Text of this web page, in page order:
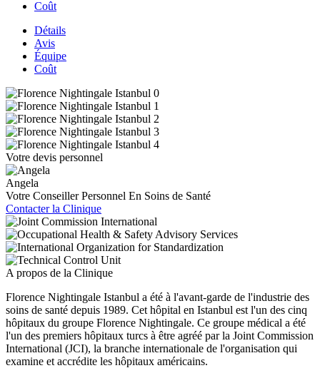
Coût
Détails
Avis
Équipe
Coût
Votre devis personnel
Angela
Votre Conseiller Personnel En Soins de Santé
Contacter la Clinique
A propos de la Clinique
Florence Nightingale Istanbul a été à l'avant-garde de l'industrie des
soins de santé depuis 1989. Cet hôpital en Istanbul est l'un des cinq
hôpitaux du groupe Florence Nightingale. Ce groupe médical a été
l'un des premiers hôpitaux turcs à être agréé par la Joint Commission
International (JCI), la branche internationale de l'organisation qui
examine et accrédite les hôpitaux américains.